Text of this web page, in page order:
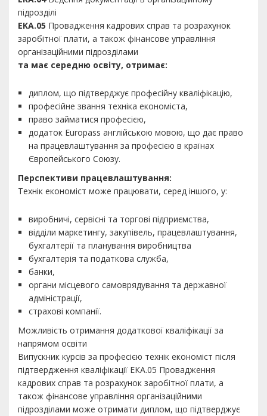
підрозділі
EKA.05 Провадження кадрових справ та розрахунок
заробітної плати, а також фінансове управління
організаційними підрозділами
та має середню освіту, отримає:
диплом, що підтверджує професійну кваліфікацію,
професійне звання техніка економіста,
право займатися професією,
додаток Europass англійською мовою, що дає право
на працевлаштування за професією в країнах
Європейського Союзу.
Перспективи працевлаштування:
Технік економіст може працювати, серед іншого, у:
виробничі, сервісні та торгові підприємства,
відділи маркетингу, закупівель, працевлаштування,
бухгалтерії та планування виробництва
бухгалтерія та податкова служба,
банки,
органи місцевого самоврядування та державної
адміністрації,
страхові компанії.
Можливість отримання додаткової кваліфікації за
напрямом освіти
Випускник курсів за професією технік економіст після
підтвердження кваліфікації ЕКА.05 Провадження
кадрових справ та розрахунок заробітної плати, а
також фінансове управління організаційними
підрозділами може отримати диплом, що підтверджує